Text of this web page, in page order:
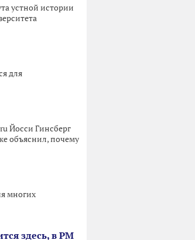
устной истории
для
Йосси Гинсберг
объяснил, почему
многих
здесь, в РМ